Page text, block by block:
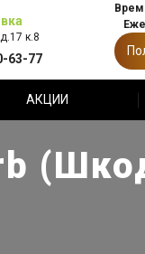
к.8
63-77
АКЦИИ